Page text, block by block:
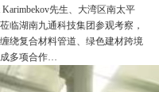
先生、大湾区南太平
临湖南九通科技集团参观考察，
绕复合材料管道、绿色建材跨境
成多项合作…